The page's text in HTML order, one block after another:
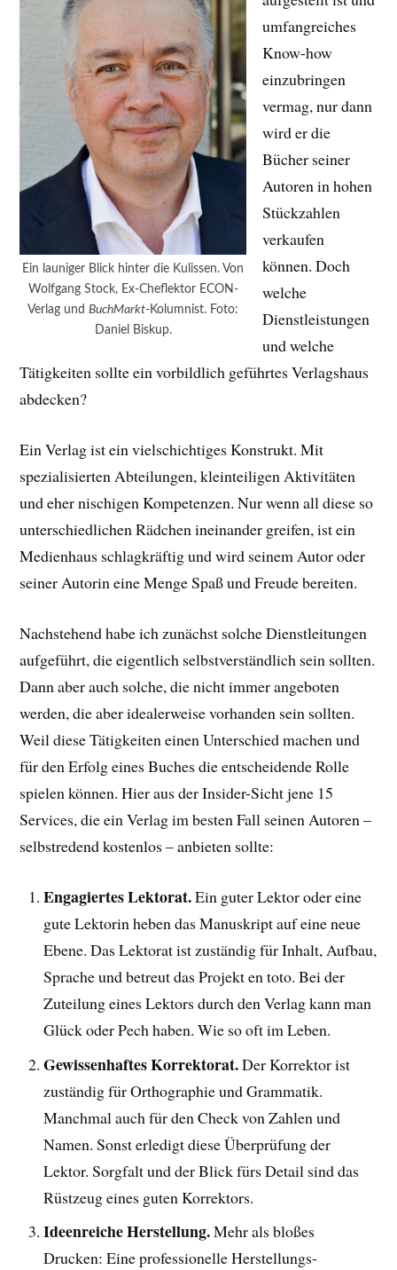
Ein launiger Blick hinter die Kulissen. Von
Wolfgang Stock, Ex-Cheflektor ECON-
Verlag undBuchMarkt-Kolumnist. Foto:
Daniel Biskup.
umfangreiches
Know-how
einzubringen
vermag, nur dann
wird er die
Bücher seiner
Autoren in hohen
Stückzahlen
verkaufen
können. Doch
welche
Dienstleistungen
und welche
Tätigkeiten sollte ein vorbildlich geführtes Verlagshaus
abdecken?
Ein Verlag ist ein vielschichtiges Konstrukt. Mit
spezialisierten Abteilungen, kleinteiligen Aktivitäten
und eher nischigen Kompetenzen. Nur wenn all diese so
unterschiedlichen Rädchen ineinander greifen, ist ein
Medienhaus schlagkräftig und wird seinem Autor oder
seiner Autorin eine Menge Spaß und Freude bereiten.
Nachstehend habe ich zunächst solche Dienstleitungen
aufgeführt, die eigentlich selbstverständlich sein sollten.
Dann aber auch solche, die nicht immer angeboten
werden, die aber idealerweise vorhanden sein sollten.
Weil diese Tätigkeiten einen Unterschied machen und
für den Erfolg eines Buches die entscheidende Rolle
spielen können. Hier aus der Insider-Sicht jene 15
Services, die ein Verlag im besten Fall seinen Autoren –
selbstredend kostenlos – anbieten sollte:
Engagiertes Lektorat.Ein guter Lektor oder eine
gute Lektorin heben das Manuskript auf eine neue
Ebene. Das Lektorat ist zuständig für Inhalt, Aufbau,
Sprache und betreut das Projekt en toto. Bei der
Zuteilung eines Lektors durch den Verlag kann man
Glück oder Pech haben. Wie so oft im Leben.
Gewissenhaftes Korrektorat.Der Korrektor ist
zuständig für Orthographie und Grammatik.
Manchmal auch für den Check von Zahlen und
Namen. Sonst erledigt diese Überprüfung der
Lektor. Sorgfalt und der Blick fürs Detail sind das
Rüstzeug eines guten Korrektors.
Ideenreiche Herstellung.Mehr als bloßes
Drucken: Eine professionelle Herstellungs-